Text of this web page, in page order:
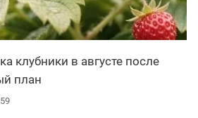
клубники в августе после
план